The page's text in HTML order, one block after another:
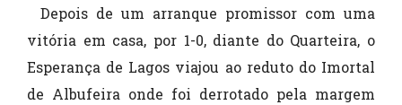
Depois de um arranque promissor com uma
vitória em casa, por 1-0, diante do Quarteira, o
Esperança de Lagos viajou ao reduto do Imortal
de Albufeira onde foi derrotado pela margem